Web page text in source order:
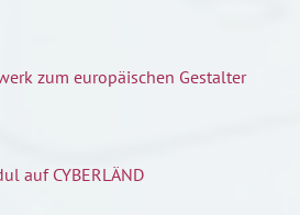
zum europäischen Gestalter
auf CYBERLÄND